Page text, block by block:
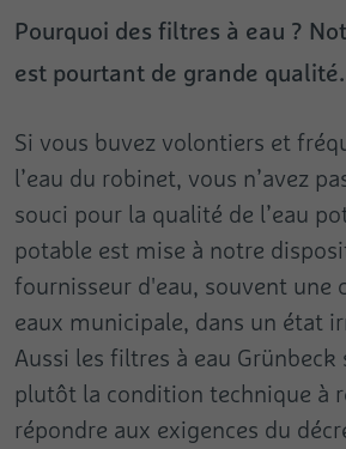
Pourquoi des filtres à eau ?
est pourtant de grande qualité.
Si vous buvez volontiers et
l’eau du robinet, vous n’avez
souci pour la qualité de l’eau
potable est mise à notre
fournisseur d'eau, souvent une
eaux municipale, dans un état
Aussi les filtres à eau
plutôt la condition technique à
répondre aux exigences du